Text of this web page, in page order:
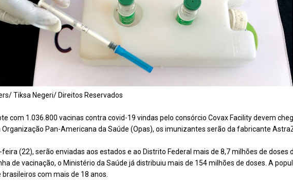
Tiksa Negeri/ Direitos Reservados
com 1.036.800 vacinas contra covid-19 vindas pelo consórcio Covax Facility devem
Organização Pan-Americana da Saúde (Opas), os imunizantes serão da fabricante
(22), serão enviadas aos estados e ao Distrito Federal mais de 8,7 milhões de doses
de vacinação, o Ministério da Saúde já distribuiu mais de 154 milhões de doses. A
com mais de 18 anos.